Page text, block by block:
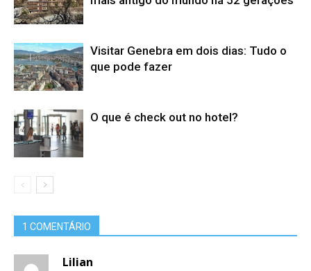
Visitar Genebra em dois dias: Tudo o
que pode fazer
O que é check out no hotel?
1 COMENTÁRIO
Lilian